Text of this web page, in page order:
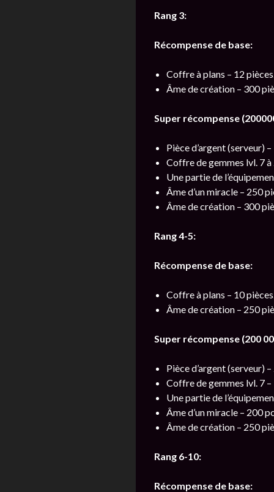
Rang 3:
Récompense de base:
Coffre à plans – 12
Âme de création – 300
Super récompense
Pièce d’argent (serveur)
Coffre de gemmes lvl. 7 à
Une partie de
Âme d’un miracle – 250
Âme de création – 300
Rang 4-5:
Récompense de base:
Coffre à plans – 10
Âme de création – 250
Super récompense (200
Pièce d’argent (serveur)
Coffre de gemmes lvl. 7 –
Une partie de
Âme d’un miracle – 200
Âme de création – 250
Rang 6-10:
Récompense de base: